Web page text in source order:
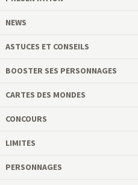
NEWS
ASTUCES ET CONSEILS
BOOSTER SES PERSONNAGES
CARTES DES MONDES
CONCOURS
LIMITES
PERSONNAGES